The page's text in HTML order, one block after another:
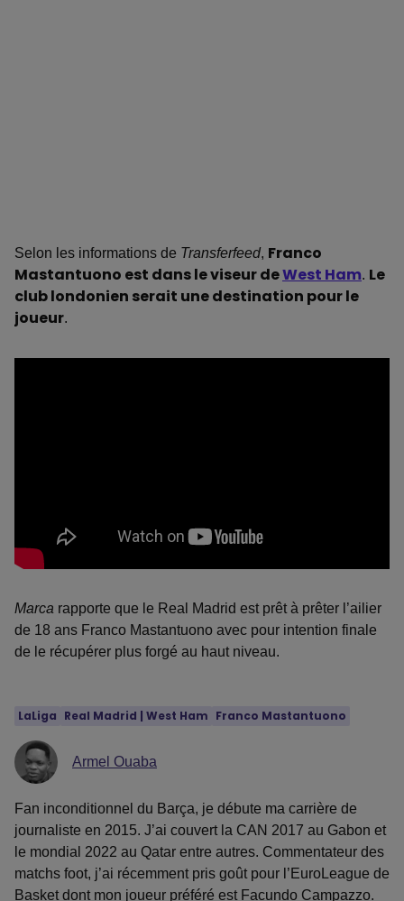
Selon les informations de Transferfeed, Franco
Mastantuono est dans le viseur deWest Ham. Le
club londonien serait une destination pour le
joueur.
Marca rapporte que le Real Madrid est prêt à prêter l’ailier
de 18 ans Franco Mastantuono avec pour intention finale
de le récupérer plus forgé au haut niveau.
LaLiga Real Madrid | West Ham Franco Mastantuono
Armel Ouaba
Fan inconditionnel du Barça, je débute ma carrière de
journaliste en 2015. J’ai couvert la CAN 2017 au Gabon et
le mondial 2022 au Qatar entre autres. Commentateur des
matchs foot, j’ai récemment pris goût pour l’EuroLeague de
Basket dont mon joueur préféré est Facundo Campazzo.